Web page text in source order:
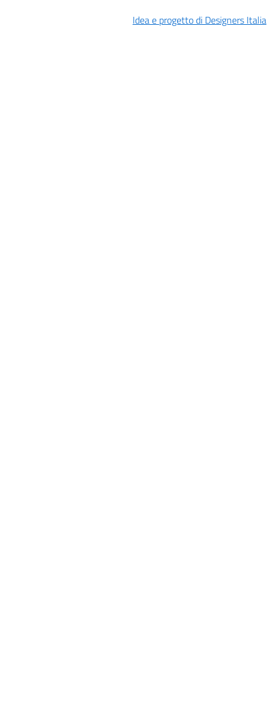
Idea e progetto di Designers Italia